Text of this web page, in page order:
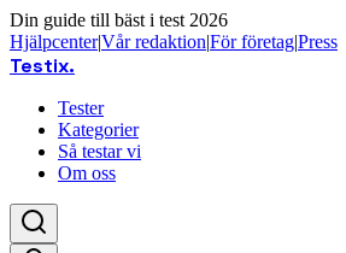
Din guide till bäst i test 2026
Hjälpcenter|Vår redaktion|För företag|Press
Testix.
Tester
Kategorier
Så testar vi
Om oss